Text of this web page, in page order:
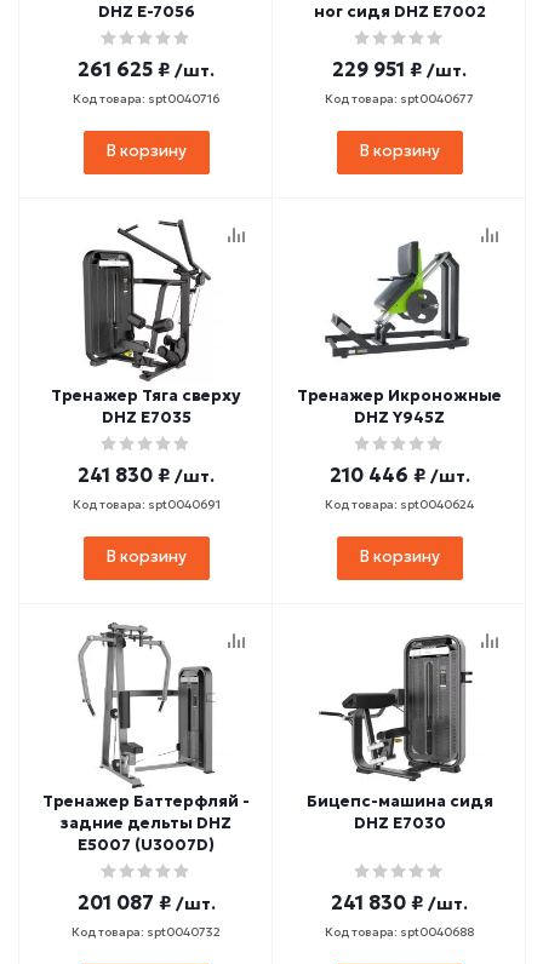
DHZ E-7056
261 625 ₽ /шт.
Код товара: spt0040716
В корзину
ног сидя DHZ E7002
229 951 ₽ /шт.
Код товара: spt0040677
В корзину
Тренажер Тяга сверху
DHZ E7035
241 830 ₽ /шт.
Код товара: spt0040691
В корзину
Тренажер Икроножные
DHZ Y945Z
210 446 ₽ /шт.
Код товара: spt0040624
В корзину
Тренажер Баттерфляй -
задние дельты DHZ
E5007 (U3007D)
201 087 ₽ /шт.
Код товара: spt0040732
Бицепс-машина сидя
DHZ E7030
241 830 ₽ /шт.
Код товара: spt0040688